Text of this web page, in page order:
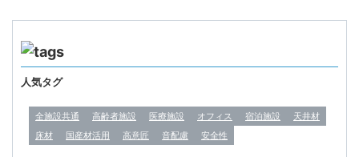
人気タグ
全施設共通 高齢者施設 医療施設 オフィス 宿泊施設
天井材
床材
国産材活用 高意匠 音配慮 安全性